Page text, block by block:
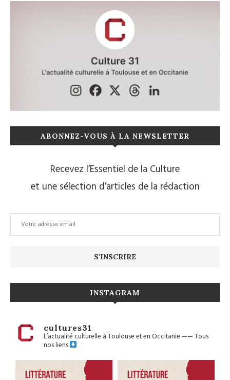
ABONNEZ-VOUS À LA NEWSLETTER
Recevez l’Essentiel de la Culture
et une sélection d’articles de la rédaction
INSTAGRAM
cultures31
L’actualité culturelle à Toulouse et en Occitanie——Tous
nos liens